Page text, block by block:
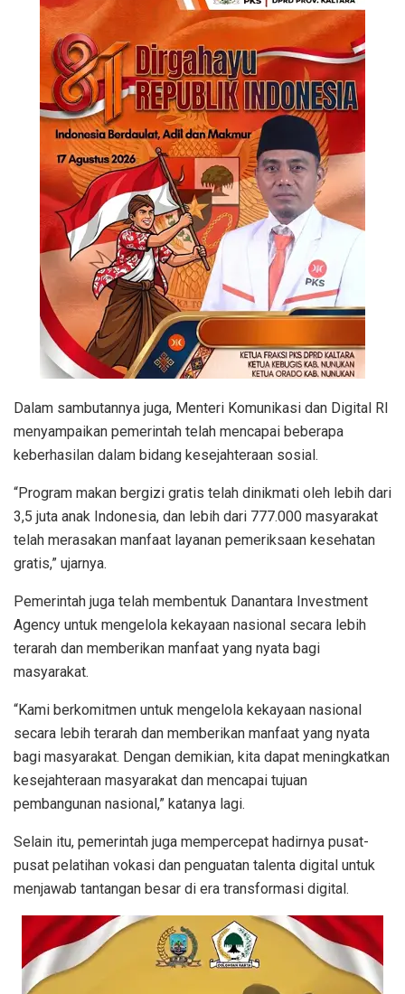
Dalam sambutannya juga, Menteri Komunikasi dan Digital RI
menyampaikan pemerintah telah mencapai beberapa
keberhasilan dalam bidang kesejahteraan sosial.
“Program makan bergizi gratis telah dinikmati oleh lebih dari
3,5 juta anak Indonesia, dan lebih dari 777.000 masyarakat
telah merasakan manfaat layanan pemeriksaan kesehatan
gratis,” ujarnya.
Pemerintah juga telah membentuk Danantara Investment
Agency untuk mengelola kekayaan nasional secara lebih
terarah dan memberikan manfaat yang nyata bagi
masyarakat.
“Kami berkomitmen untuk mengelola kekayaan nasional
secara lebih terarah dan memberikan manfaat yang nyata
bagi masyarakat. Dengan demikian, kita dapat meningkatkan
kesejahteraan masyarakat dan mencapai tujuan
pembangunan nasional,” katanya lagi.
Selain itu, pemerintah juga mempercepat hadirnya pusat-
pusat pelatihan vokasi dan penguatan talenta digital untuk
menjawab tantangan besar di era transformasi digital.